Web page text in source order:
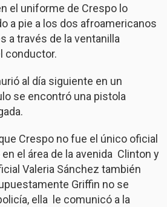
el uniforme de Crespo lo
a pie a los dos afroamericanos
a través de la ventanilla
conductor.
al día siguiente en un
se encontró una pistola
Crespo no fue el único oficial
el área de la avenida Clinton y
Valeria Sánchez también
Griffin no se
ella le comunicó a la